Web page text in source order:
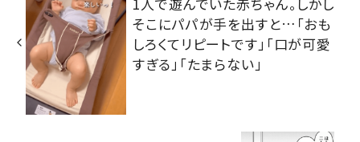
そこにパパが手を出すと…「おも
しろくてリピートです」「口が可愛
すぎる」「たまらない」